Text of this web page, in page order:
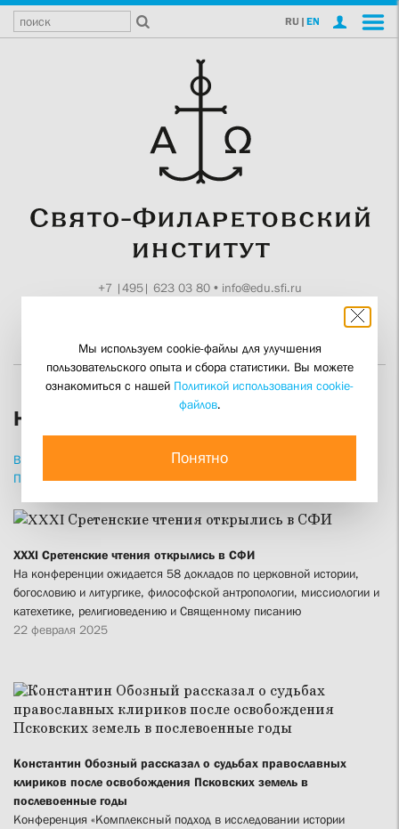
RU | EN
+7 |495| 623 03 80• info@edu.sfi.ru
Новости
ВСЕ
ИНТЕРВЬЮ
ПРИВЕТСТВИЯ
ПРОПОВЕДИ ИЗДАНИЯ
XXXI Сретенские чтения открылись в СФИ
На конференции ожидается 58 докладов по церковной истории,
богословию и литургике, философской антропологии, миссиологии и
катехетике, религиоведению и Священному писанию
22 февраля 2025
Константин Обозный рассказал о судьбах православных
клириков после освобождения Псковских земель в
послевоенные годы
Конференция «Комплексный подход в исследовании истории
Мы используем cookie-файлы для улучшения
пользовательского опыта и сбора статистики. Вы можете
ознакомиться с нашей Политикой использования cookie-
файлов.
Понятно